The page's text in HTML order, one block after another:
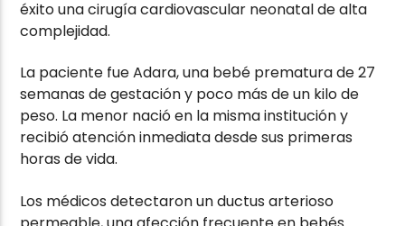
éxito una cirugía cardiovascular neonatal de alta
complejidad.
La paciente fue Adara, una bebé prematura de 27
semanas de gestación y poco más de un kilo de
peso. La menor nació en la misma institución y
recibió atención inmediata desde sus primeras
horas de vida.
Los médicos detectaron un ductus arterioso